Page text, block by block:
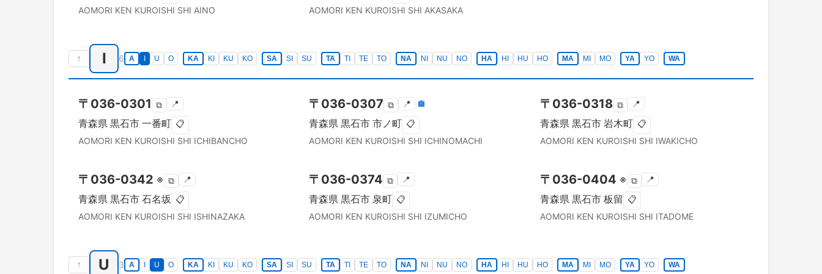
AOMORI KEN KUROISHI SHI AINO AOMORI KEN KUROISHI SHI AKASAKA
↑ I 6 A U O KA KI KU KO SA SI SU TA TI TE TO NA NI NU NO HA HI HU HO MA MI MO YA YO WA
〒 036-0301 ⧉ 📍
青森県 黒石市 一番町 📋
AOMORI KEN KUROISHI SHI ICHIBANCHO
〒 036-0307 ⧉ 📍 🏣
青森県 黒石市 市ノ町 📋
AOMORI KEN KUROISHI SHI ICHINOMACHI
〒 036-0318 ⧉ 📍
青森県 黒石市 岩木町 📋
AOMORI KEN KUROISHI SHI IWAKICHO
〒 036-0342 ※ ⧉ 📍
青森県 黒石市 石名坂 📋
AOMORI KEN KUROISHI SHI ISHINAZAKA
〒 036-0374 ⧉ 📍
青森県 黒石市 泉町 📋
AOMORI KEN KUROISHI SHI IZUMICHO
〒 036-0404 ※ ⧉ 📍
青森県 黒石市 板留 📋
AOMORI KEN KUROISHI SHI ITADOME
↑ U 3 A U O KA KI KU KO SA SI SU TA TI TE TO NA NI NU NO HA HI HU HO MA MI MO YA YO WA